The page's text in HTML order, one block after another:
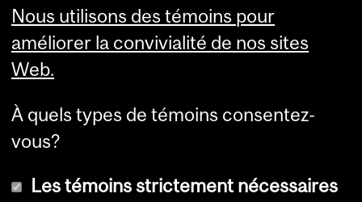
Minerva
MyCourses
Nous utilisons des témoins pour
améliorer la convivialité de nos sites
Web.
À quels types de témoins consentez-
vous?
Les témoins strictement nécessaires